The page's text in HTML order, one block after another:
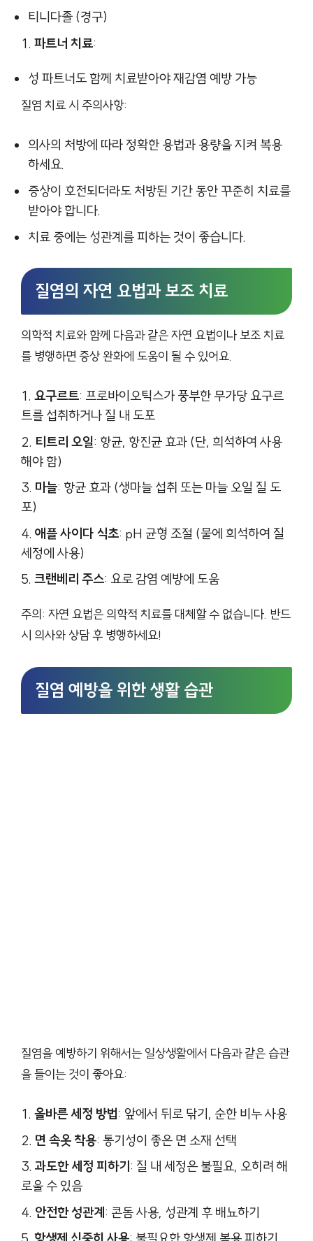
티니다졸 (경구)
파트너 치료:
성 파트너도 함께 치료받아야 재감염 예방 가능
질염 치료 시 주의사항:
의사의 처방에 따라 정확한 용법과 용량을 지켜 복용
하세요.
증상이 호전되더라도 처방된 기간 동안 꾸준히 치료를
받아야 합니다.
치료 중에는 성관계를 피하는 것이 좋습니다.
질염의 자연 요법과 보조 치료
의학적 치료와 함께 다음과 같은 자연 요법이나 보조 치료
를 병행하면 증상 완화에 도움이 될 수 있어요.
요구르트: 프로바이오틱스가 풍부한 무가당 요구르
트를 섭취하거나 질 내 도포
티트리 오일: 항균, 항진균 효과 (단, 희석하여 사용
해야 함)
마늘: 항균 효과 (생마늘 섭취 또는 마늘 오일 질 도
포)
애플 사이다 식초: pH 균형 조절 (물에 희석하여 질
세정에 사용)
크랜베리 주스: 요로 감염 예방에 도움
주의: 자연 요법은 의학적 치료를 대체할 수 없습니다. 반드
시 의사와 상담 후 병행하세요!
질염 예방을 위한 생활 습관
질염을 예방하기 위해서는 일상생활에서 다음과 같은 습관
을 들이는 것이 좋아요:
올바른 세정 방법: 앞에서 뒤로 닦기, 순한 비누 사용
면 속옷 착용: 통기성이 좋은 면 소재 선택
과도한 세정 피하기: 질 내 세정은 불필요, 오히려 해
로울 수 있음
안전한 성관계: 콘돔 사용, 성관계 후 배뇨하기